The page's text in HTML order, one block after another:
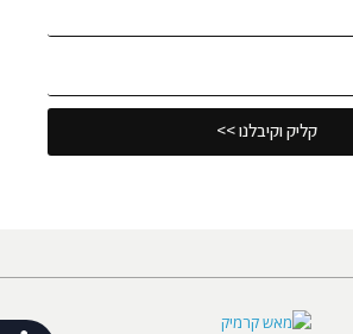
קליק וקיבלנו >>